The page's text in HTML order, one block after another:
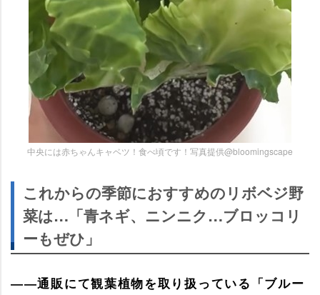
中央には赤ちゃんキャベツ！食べ頃です！写真提供@bloomingscape
これからの季節におすすめのリボベジ野
菜は…「青ネギ、ニンニク…ブロッコリ
ーもぜひ」
――通販にて観葉植物を取り扱っている「ブルー